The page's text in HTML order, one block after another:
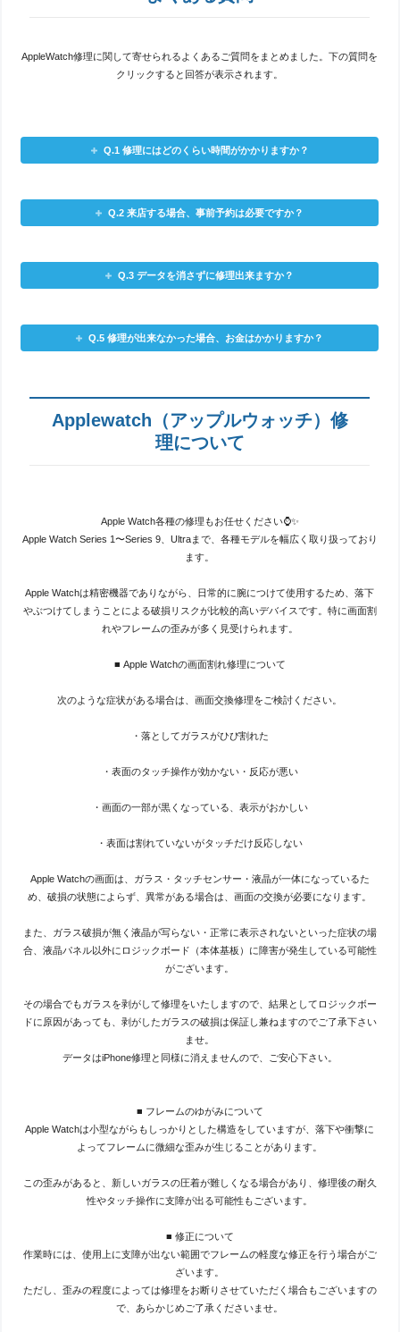
AppleWatch修理に関して寄せられるよくあるご質問をまとめました。下の質問を
クリックすると回答が表示されます。
Q.1 修理にはどのくらい時間がかかりますか？
Q.2 来店する場合、事前予約は必要ですか？
Q.3 データを消さずに修理出来ますか？
Q.5 修理が出来なかった場合、お金はかかりますか？
Applewatch（アップルウォッチ）修
理について
Apple Watch各種の修理もお任せください⌚️✨
Apple Watch Series 1〜Series 9、Ultraまで、各種モデルを幅広く取り扱っており
ます。
Apple Watchは精密機器でありながら、日常的に腕につけて使用するため、落下
やぶつけてしまうことによる破損リスクが比較的高いデバイスです。特に画面割
れやフレームの歪みが多く見受けられます。
■ Apple Watchの画面割れ修理について
次のような症状がある場合は、画面交換修理をご検討ください。
・落としてガラスがひび割れた
・表面のタッチ操作が効かない・反応が悪い
・画面の一部が黒くなっている、表示がおかしい
・表面は割れていないがタッチだけ反応しない
Apple Watchの画面は、ガラス・タッチセンサー・液晶が一体になっているた
め、破損の状態によらず、異常がある場合は、画面の交換が必要になります。
また、ガラス破損が無く液晶が写らない・正常に表示されないといった症状の場
合、液晶パネル以外にロジックボード（本体基板）に障害が発生している可能性
がございます。
その場合でもガラスを剥がして修理をいたしますので、結果としてロジックボー
ドに原因があっても、剥がしたガラスの破損は保証し兼ねますのでご了承下さい
ませ。
データはiPhone修理と同様に消えませんので、ご安心下さい。
■ フレームのゆがみについて
Apple Watchは小型ながらもしっかりとした構造をしていますが、落下や衝撃に
よってフレームに微細な歪みが生じることがあります。
この歪みがあると、新しいガラスの圧着が難しくなる場合があり、修理後の耐久
性やタッチ操作に支障が出る可能性もございます。
■ 修正について
作業時には、使用上に支障が出ない範囲でフレームの軽度な修正を行う場合がご
ざいます。
ただし、歪みの程度によっては修理をお断りさせていただく場合もございますの
で、あらかじめご了承くださいませ。